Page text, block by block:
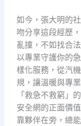
如今，張大明的
吻分享這段經歷
亂撞，不如找合
以專業守護你的
樣化服務，從汽
規，讓溫暖與專
「救急不救窮」
安全網的正面價
靠夥伴在旁，總